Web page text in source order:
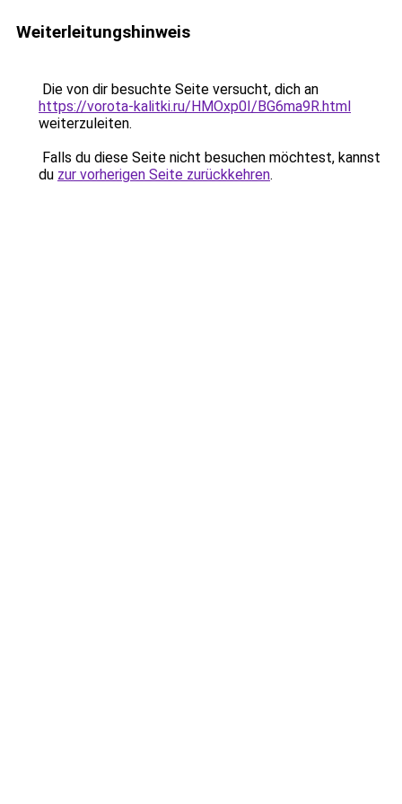
Weiterleitungshinweis
Die von dir besuchte Seite versucht, dich an
https://vorota-kalitki.ru/HMOxp0I/BG6ma9R.html
weiterzuleiten.
Falls du diese Seite nicht besuchen möchtest, kannst
du zur vorherigen Seite zurückkehren.